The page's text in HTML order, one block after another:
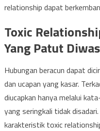
relationship dapat
Toxic
Yang Patut
Hubungan beracun dapat
dan ucapan yang kasar.
diucapkan hanya melalui
yang seringkali tidak
karakteristik toxic